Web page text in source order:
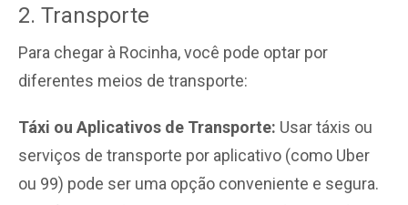
2. Transporte
Para chegar à Rocinha, você pode optar por
diferentes meios de transporte:
Táxi ou Aplicativos de Transporte: Usar táxis ou
serviços de transporte por aplicativo (como Uber
ou 99) pode ser uma opção conveniente e segura.